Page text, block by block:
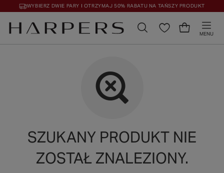
WYBIERZ DWIE PARY I OTRZYMAJ 50% RABATU NA TAŃSZY PRODUKT
MENU
SZUKANY PRODUKT NIE
ZOSTAŁ ZNALEZIONY.